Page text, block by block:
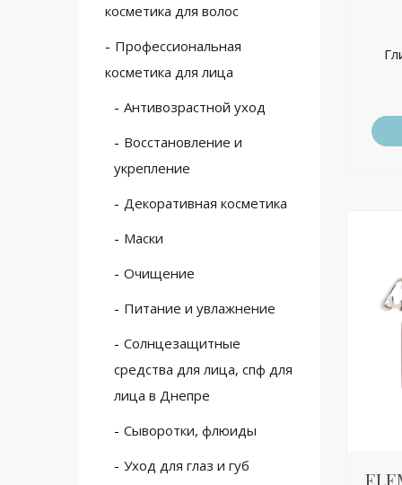
косметика для волос
Профессиональная
косметика для лица
Антивозрастной уход
Восстановление и
укрепление
Декоративная косметика
Маски
Очищение
Питание и увлажнение
Солнцезащитные
средства для лица, спф для
лица в Днепре
Сыворотки, флюиды
Уход для глаз и губ